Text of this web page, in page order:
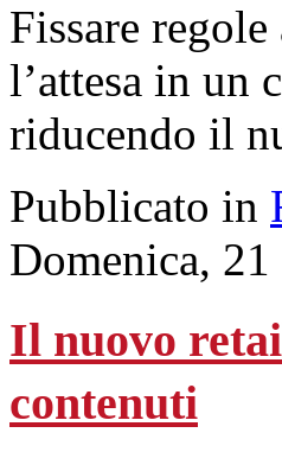
Fissare
l’attesa in un
riducendo il
Pubblicato in
Domenica,
Il nuovo
contenuti